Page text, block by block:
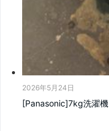
2026年5月24日
[Panasonic]7kg洗濯機